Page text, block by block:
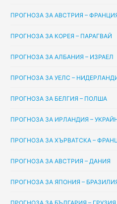
ПРОГНОЗА ЗА АВСТРИЯ –
ПРОГНОЗА ЗА КОРЕЯ – ПАРАГВАЙ
ПРОГНОЗА ЗА АЛБАНИЯ – ИЗРАЕЛ
ПРОГНОЗА ЗА УЕЛС –
ПРОГНОЗА ЗА БЕЛГИЯ – ПОЛША
ПРОГНОЗА ЗА ИРЛАНДИЯ –
ПРОГНОЗА ЗА ХЪРВАТСКА –
ПРОГНОЗА ЗА АВСТРИЯ – ДАНИЯ
ПРОГНОЗА ЗА ЯПОНИЯ –